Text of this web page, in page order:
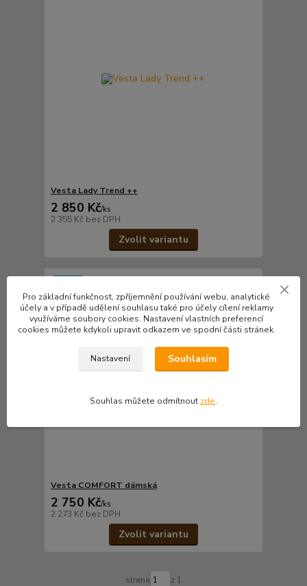
Vesta Lady Trend ++
2 850 Kč/ks
2 355 Kč bez DPH
Zvolit variantu
Vesta COMFORT dámská
2 750 Kč/ks
2 273 Kč bez DPH
Zvolit variantu
strana z 1
Pro základní funkčnost, zpříjemnění používání webu, analytické
účely a v případě udělení souhlasu také pro účely cílení reklamy
využíváme soubory cookies. Nastavení vlastních preferencí
cookies můžete kdykoli upravit odkazem ve spodní části stránek.
Nastavení Souhlasím
Souhlas můžete odmítnout zde.